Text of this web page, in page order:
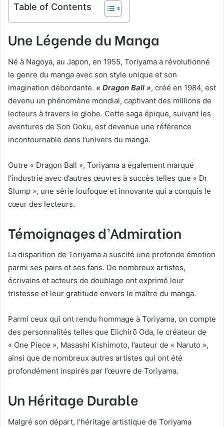
Table of Contents
Une Légende du Manga
Né à Nagoya, au Japon, en 1955, Toriyama a révolutionné
le genre du manga avec son style unique et son
imagination débordante. « Dragon Ball », créé en 1984, est
devenu un phénomène mondial, captivant des millions de
lecteurs à travers le globe. Cette saga épique, suivant les
aventures de Son Goku, est devenue une référence
incontournable dans l’univers du manga.
Outre « Dragon Ball », Toriyama a également marqué
l’industrie avec d’autres œuvres à succès telles que « Dr
Slump », une série loufoque et innovante qui a conquis le
cœur des lecteurs.
Témoignages d’Admiration
La disparition de Toriyama a suscité une profonde émotion
parmi ses pairs et ses fans. De nombreux artistes,
écrivains et acteurs de doublage ont exprimé leur
tristesse et leur gratitude envers le maître du manga.
Parmi ceux qui ont rendu hommage à Toriyama, on compte
des personnalités telles que Eiichirō Oda, le créateur de
« One Piece », Masashi Kishimoto, l’auteur de « Naruto »,
ainsi que de nombreux autres artistes qui ont été
profondément inspirés par l’œuvre de Toriyama.
Un Héritage Durable
Malgré son départ, l’héritage artistique de Toriyama